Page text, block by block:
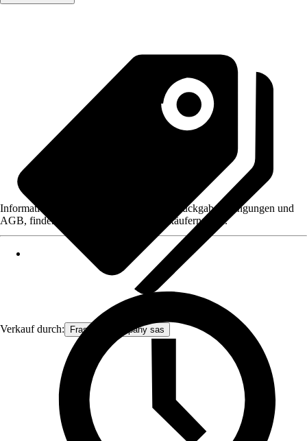
Verkauf durch: Frascio & company sas
Informationen des Verkäufers, wie z. B. Rückgabebedingungen und
AGB, finden Sie bei Klick auf den Verkäufernamen.